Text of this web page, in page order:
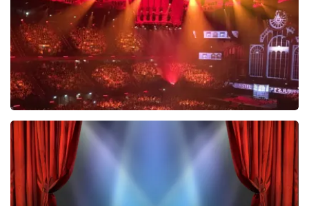
BESTEL NU
Vrienden Van Amstel Live
423 laatste 30 minuten
BESTEL NU